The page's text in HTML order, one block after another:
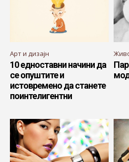
Арт и дизајн
10 едноставни начини да
се опуштите и
истовремено да станете
поинтелигентни